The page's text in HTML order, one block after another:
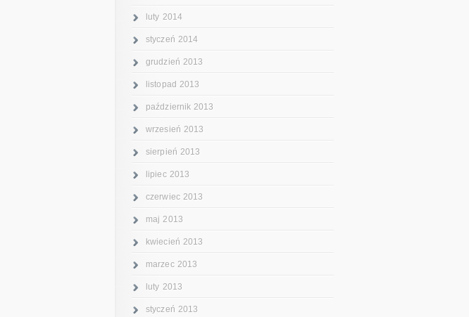
luty 2014
styczeń 2014
grudzień 2013
listopad 2013
październik 2013
wrzesień 2013
sierpień 2013
lipiec 2013
czerwiec 2013
maj 2013
kwiecień 2013
marzec 2013
luty 2013
styczeń 2013